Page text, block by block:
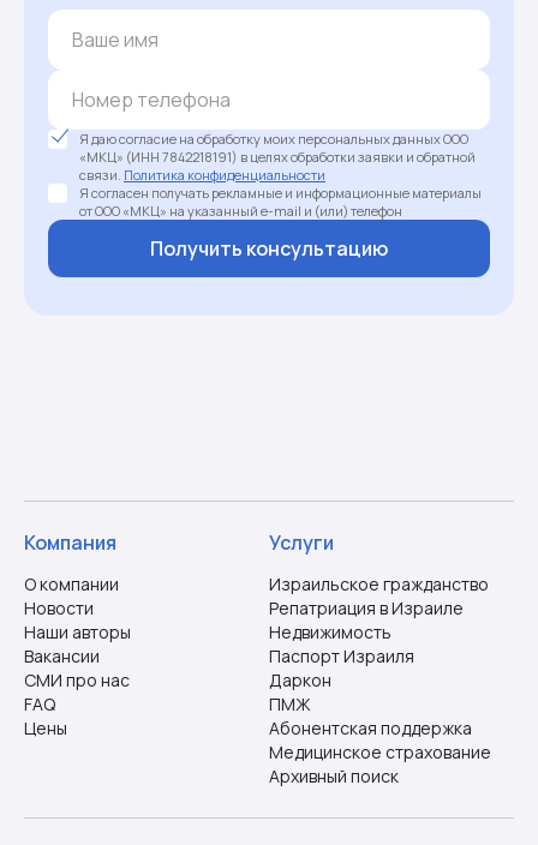
Я даю согласие на обработку моих персональных данных ООО
«МКЦ» (ИНН 7842218191) в целях обработки заявки и обратной
связи. Политика конфиденциальности
Я согласен получать рекламные и информационные материалы
от ООО «МКЦ» на указанный e-mail и (или) телефон
Получить консультацию
Компания
О компании
Новости
Наши авторы
Вакансии
СМИ про нас
FAQ
Цены
Услуги
Израильское гражданство
Репатриация в Израиле
Недвижимость
Паспорт Израиля
Даркон
ПМЖ
Абонентская поддержка
Медицинское страхование
Архивный поиск